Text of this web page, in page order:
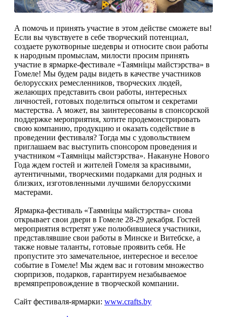
А помочь и принять участие в этом действе сможете вы!
Если вы чувствуете в себе творческий потенциал,
создаете рукотворные шедевры и относите свои работы
к народным промыслам, милости просим принять
участие в ярмарке-фестивале «Таямнiцы майстэрства» в
Гомеле! Мы будем рады видеть в качестве участников
белорусских ремесленников, творческих людей,
желающих представить свои работы, интересных
личностей, готовых поделиться опытом и секретами
мастерства. А может, вы заинтересованы в спонсорской
поддержке мероприятия, хотите продемонстрировать
свою компанию, продукцию и оказать содействие в
проведении фестиваля? Тогда мы с удовольствием
приглашаем вас выступить спонсором проведения и
участником «Таямнiцы майстэрства». Накануне Нового
Года ждем гостей и жителей Гомеля за красивыми,
аутентичными, творческими подарками для родных и
близких, изготовленными лучшими белорусскими
мастерами.
Ярмарка-фестиваль «Таямнiцы майстэрства» снова
открывает свои двери в Гомеле 28-29 декабря. Гостей
мероприятия встретят уже полюбившиеся участники,
представлявшие свои работы в Минске и Витебске, а
также новые таланты, готовые проявить себя. Не
пропустите это замечательное, интересное и веселое
событие в Гомеле! Мы ждем вас и готовим множество
сюрпризов, подарков, гарантируем незабываемое
времяпрепровождение в творческой компании.
Сайт фестиваля-ярмарки: www.crafts.by